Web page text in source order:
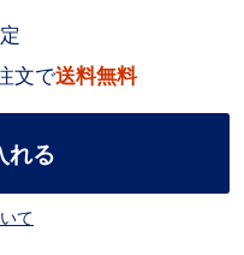
文で送料無料
れる
て